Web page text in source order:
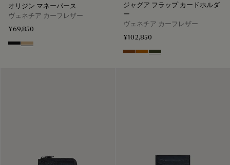
オリジン マネーパース
ヴェネチア カーフレザー
¥69,850
Nero Grigio
Miraggio
ジャグア フラップ カードホルダ
ー
ヴェネチア カーフレザー
¥102,850
Cacao Intenso
Arancio Vermiglio
Boreale